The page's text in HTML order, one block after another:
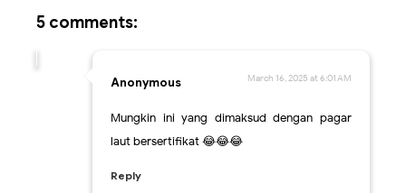
5 comments:
Anonymous March 16, 2025 at 6:01 AM
Mungkin ini yang dimaksud dengan pagar
laut bersertifikat 😂😂😂
Reply